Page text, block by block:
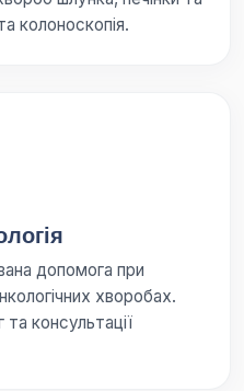
колоноскопія.
допомога при
хворобах.
та консультації